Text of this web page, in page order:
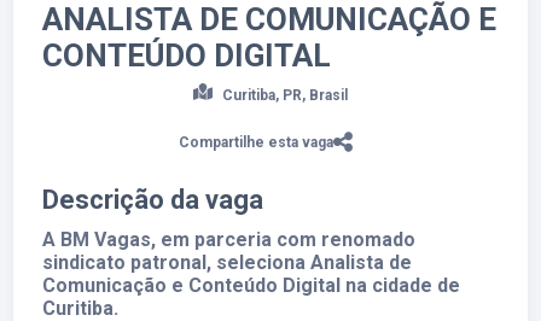
ANALISTA DE COMUNICAÇÃO E
CONTEÚDO DIGITAL
Curitiba, PR, Brasil
Compartilhe esta vaga
Descrição da vaga
A BM Vagas, em parceria com renomado
sindicato patronal, seleciona Analista de
Comunicação e Conteúdo Digital na cidade de
Curitiba.